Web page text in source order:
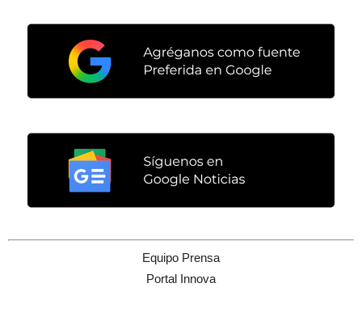
Equipo Prensa
Portal Innova